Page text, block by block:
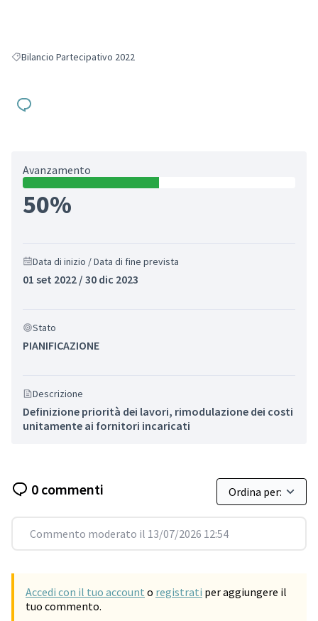
Filtra i risultati per: Bilancio Partecipativo 2022
Bilancio Partecipativo 2022
Avanzamento
50%
Data di inizio / Data di fine prevista
01 set 2022 / 30 dic 2023
Stato
PIANIFICAZIONE
Descrizione
Definizione priorità dei lavori, rimodulazione dei costi
unitamente ai fornitori incaricati
0 commenti
Commento moderato il 13/07/2026 12:54
Accedi con il tuo account o registrati per aggiungere il
tuo commento.